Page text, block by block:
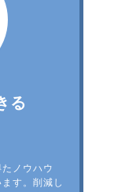
る
ノウハウ
す。削減し